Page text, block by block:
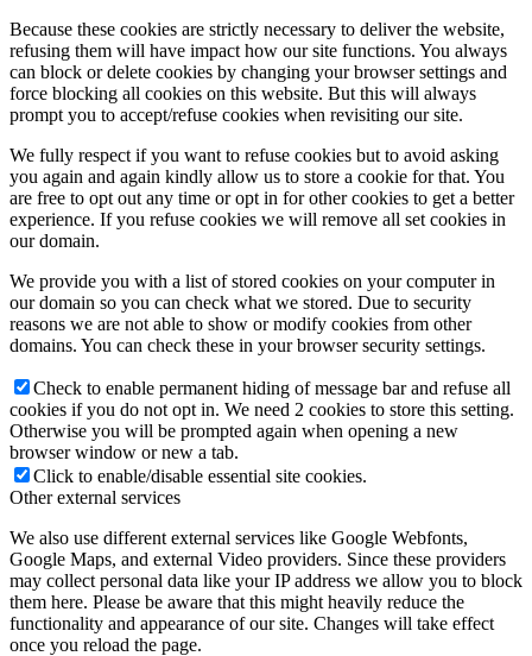
Because these cookies are strictly necessary to deliver the website,
refusing them will have impact how our site functions. You always
can block or delete cookies by changing your browser settings and
force blocking all cookies on this website. But this will always
prompt you to accept/refuse cookies when revisiting our site.
We fully respect if you want to refuse cookies but to avoid asking
you again and again kindly allow us to store a cookie for that. You
are free to opt out any time or opt in for other cookies to get a better
experience. If you refuse cookies we will remove all set cookies in
our domain.
We provide you with a list of stored cookies on your computer in
our domain so you can check what we stored. Due to security
reasons we are not able to show or modify cookies from other
domains. You can check these in your browser security settings.
Check to enable permanent hiding of message bar and refuse all
cookies if you do not opt in. We need 2 cookies to store this setting.
Otherwise you will be prompted again when opening a new
browser window or new a tab.
Click to enable/disable essential site cookies.
Other external services
We also use different external services like Google Webfonts,
Google Maps, and external Video providers. Since these providers
may collect personal data like your IP address we allow you to block
them here. Please be aware that this might heavily reduce the
functionality and appearance of our site. Changes will take effect
once you reload the page.